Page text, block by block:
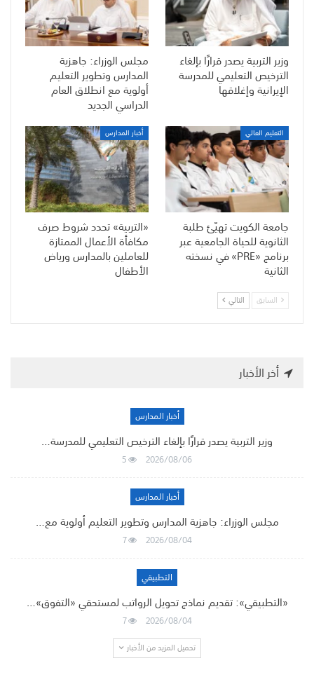
وزير التربية يصدر قرارًا بإلغاء
الترخيص التعليمي للمدرسة
الإيرانية وإغلاقها
مجلس الوزراء: جاهزية
المدارس وتطوير التعليم
أولوية مع انطلاق العام
الدراسي الجديد
التعليم العالي
جامعة الكويت تهيّئ طلبة
الثانوية للحياة الجامعية عبر
برنامج «PRE» في نسخته
الثانية
أخبار المدارس
«التربية» تحدد شروط صرف
مكافأة الأعمال الممتازة
للعاملين بالمدارس ورياض
الأطفال
السابق التالي
أخر الأخبار
أخبار المدارس
وزير التربية يصدر قرارًا بإلغاء الترخيص التعليمي للمدرسة…
2026/08/06
5
أخبار المدارس
مجلس الوزراء: جاهزية المدارس وتطوير التعليم أولوية مع…
2026/08/04
7
التطبيقي
«التطبيقي»: تقديم نماذج تحويل الرواتب لمستحقي «التفوق»…
2026/08/04
7
تحميل المزيد من الأخبار